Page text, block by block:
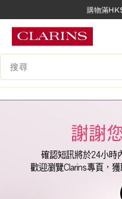
跳至內容
購物滿
搜尋內容說明
謝謝
確認短訊將於24小時
歡迎瀏覽Clarins專頁，